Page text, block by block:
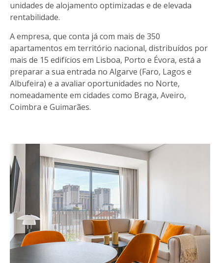
unidades de alojamento optimizadas e de elevada
rentabilidade.
A empresa, que conta já com mais de 350
apartamentos em território nacional, distribuídos por
mais de 15 edifícios em Lisboa, Porto e Évora, está a
preparar a sua entrada no Algarve (Faro, Lagos e
Albufeira) e a avaliar oportunidades no Norte,
nomeadamente em cidades como Braga, Aveiro,
Coimbra e Guimarães.